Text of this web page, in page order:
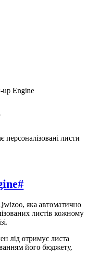
up Engine
листи
#
яка автоматично
листів кожному
лід отримує листа
його бюджету,